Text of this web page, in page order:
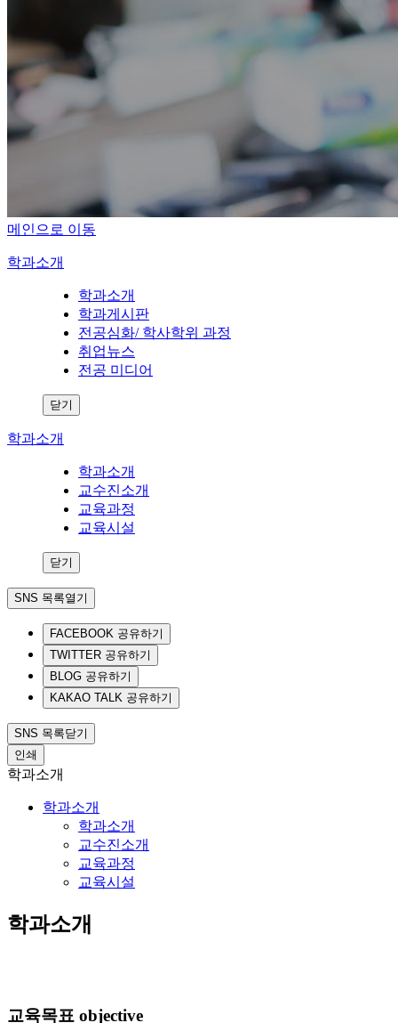
메인으로 이동
학과소개
학과소개
학과게시판
전공심화/ 학사학위 과정
취업뉴스
전공 미디어
닫기
학과소개
학과소개
교수진소개
교육과정
교육시설
닫기
SNS 목록열기
FACEBOOK 공유하기
TWITTER 공유하기
BLOG 공유하기
KAKAO TALK 공유하기
SNS 목록닫기
인쇄
학과소개
학과소개
학과소개
교수진소개
교육과정
교육시설
학과소개
교육목표 objective